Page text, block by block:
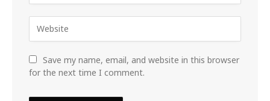
Save my name, email, and website in this browser
for the next time I comment.